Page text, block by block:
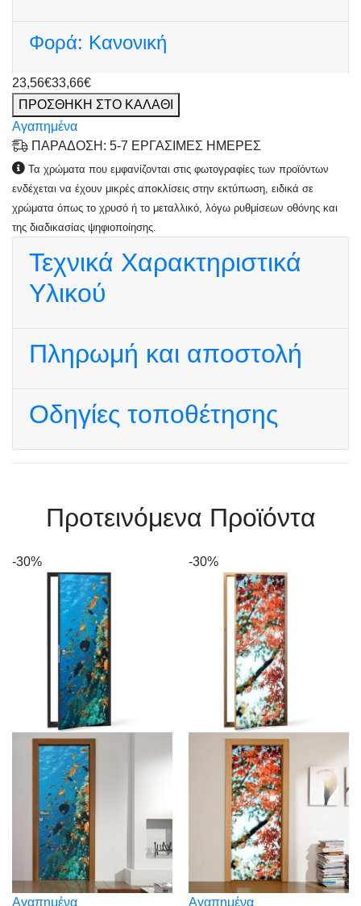
Φορά: Κανονική
23,56€33,66€
ΠΡΟΣΘΗΚΗ ΣΤΟ ΚΑΛΑΘΙ
Αγαπημένα
ΠΑΡΑΔΟΣΗ: 5-7 ΕΡΓΑΣΙΜΕΣ ΗΜΕΡΕΣ
Τα χρώματα που εμφανίζονται στις φωτογραφίες των προϊόντων
ενδέχεται να έχουν μικρές αποκλίσεις στην εκτύπωση, ειδικά σε
χρώματα όπως το χρυσό ή το μεταλλικό, λόγω ρυθμίσεων οθόνης και
της διαδικασίας ψηφιοποίησης.
Τεχνικά Χαρακτηριστικά
Υλικού
Πληρωμή και αποστολή
Οδηγίες τοποθέτησης
Πρoτεινόμενα Προϊόντα
-30%
Αγαπημένα
-30%
Αγαπημένα